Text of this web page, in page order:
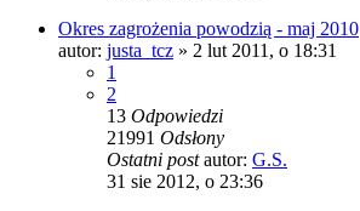
Okres zagrożenia powodzią - maj 2010
autor: justa_tcz » 2 lut 2011, o 18:31
1
2
13 Odpowiedzi
21991 Odsłony
Ostatni postautor: G.S.
31 sie 2012, o 23:36